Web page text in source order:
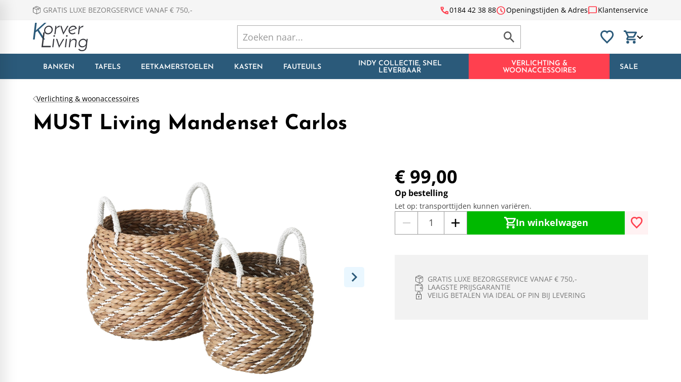
GRATIS LUXE BEZORGSERVICE VANAF € 750,- call0184 42 38 88scheduleOpeningstijden & Adreschat_bubbleKlantenservice
BANKEN TAFELS EETKAMERSTOELEN KASTEN FAUTEUILS
INDY COLLECTIE, SNEL
LEVERBAAR
VERLICHTING &
WOONACCESSOIRES
SALE
Verlichting & woonaccessoires
MUST Living Mandenset Carlos
€ 99,00
Op bestelling
Let op: transporttijden kunnen variëren.
In winkelwagen
GRATIS LUXE BEZORGSERVICE VANAF € 750,-
LAAGSTE PRIJSGARANTIE
VEILIG BETALEN VIA IDEAL OF PIN BIJ LEVERING